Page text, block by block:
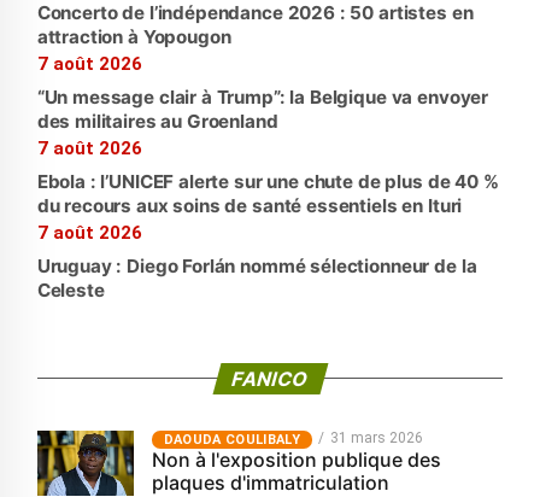
Concerto de l’indépendance 2026 : 50 artistes en
attraction à Yopougon
7 août 2026
“Un message clair à Trump”: la Belgique va envoyer
des militaires au Groenland
7 août 2026
Ebola : l’UNICEF alerte sur une chute de plus de 40 %
du recours aux soins de santé essentiels en Ituri
7 août 2026
Uruguay : Diego Forlán nommé sélectionneur de la
Celeste
FANICO
‎DAOUDA COULIBALY 31 mars 2026
Non à l'exposition publique des
plaques d'immatriculation